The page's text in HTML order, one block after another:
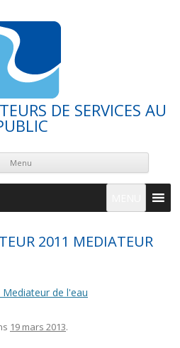
DE SERVICES AU
Menu
2011 MEDIATEUR
de l'eau
19 mars 2013.